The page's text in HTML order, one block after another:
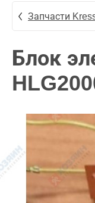
Запчасти
Блок